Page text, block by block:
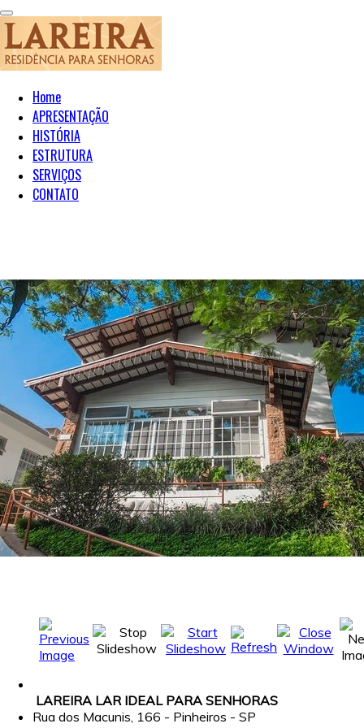
Home
APRESENTAÇÃO
HISTÓRIA
ESTRUTURA
SERVIÇOS
CONTATO
LAREIRA LAR IDEAL PARA SENHORAS
Rua dos Macunis, 166 - Pinheiros - SP